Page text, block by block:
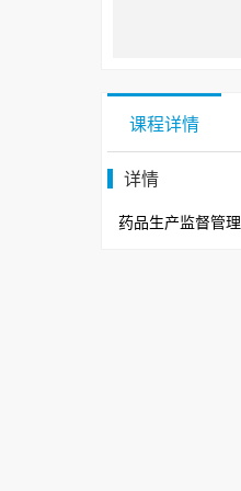
课程详情
详情
药品生产监督管理